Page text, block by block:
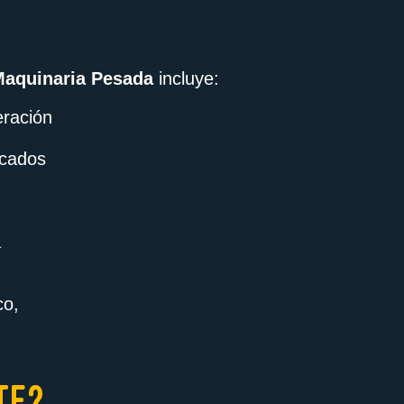
Pesadaincluye: